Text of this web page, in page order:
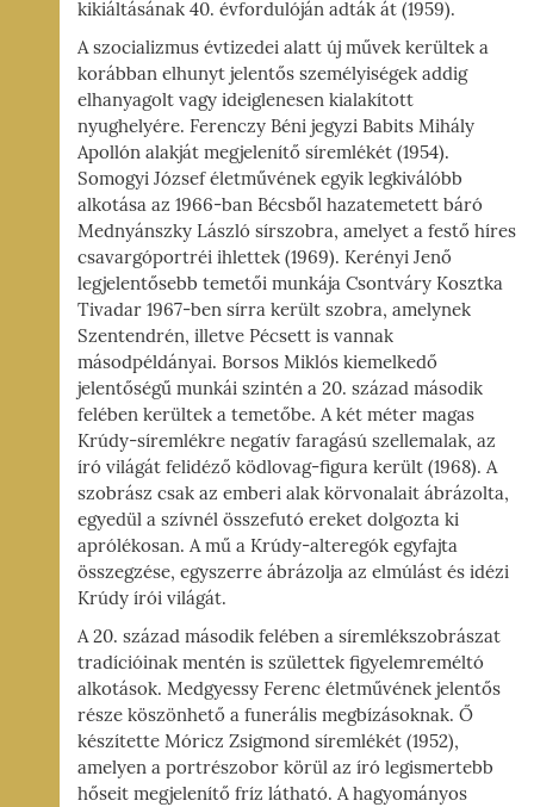
kikiáltásának 40. évfordulóján adták át (1959).
A szocializmus évtizedei alatt új művek kerültek a
korábban elhunyt jelentős személyiségek addig
elhanyagolt vagy ideiglenesen kialakított
nyughelyére. Ferenczy Béni jegyzi Babits Mihály
Apollón alakját megjelenítő síremlékét (1954).
Somogyi József életművének egyik legkiválóbb
alkotása az 1966-ban Bécsből hazatemetett báró
Mednyánszky László sírszobra, amelyet a festő híres
csavargóportréi ihlettek (1969). Kerényi Jenő
legjelentősebb temetői munkája Csontváry Kosztka
Tivadar 1967-ben sírra került szobra, amelynek
Szentendrén, illetve Pécsett is vannak
másodpéldányai. Borsos Miklós kiemelkedő
jelentőségű munkái szintén a 20. század második
felében kerültek a temetőbe. A két méter magas
Krúdy-síremlékre negatív faragású szellemalak, az
író világát felidéző ködlovag-figura került (1968). A
szobrász csak az emberi alak körvonalait ábrázolta,
egyedül a szívnél összefutó ereket dolgozta ki
aprólékosan. A mű a Krúdy-alteregók egyfajta
összegzése, egyszerre ábrázolja az elmúlást és idézi
Krúdy írói világát.
A 20. század második felében a síremlékszobrászat
tradícióinak mentén is születtek figyelemreméltó
alkotások. Medgyessy Ferenc életművének jelentős
része köszönhető a funerális megbízásoknak. Ő
készítette Móricz Zsigmond síremlékét (1952),
amelyen a portrészobor körül az író legismertebb
hőseit megjelenítő fríz látható. A hagyományos